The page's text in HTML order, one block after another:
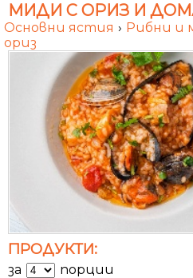
МИДИ С ОРИЗ И
Основни ястия › Рибни и
ориз
ПРОДУКТИ:
за порции